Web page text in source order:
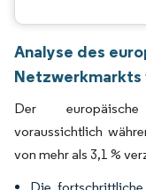
Analyse des
Der europäische
voraussichtlich
von mehr als 3,1 %